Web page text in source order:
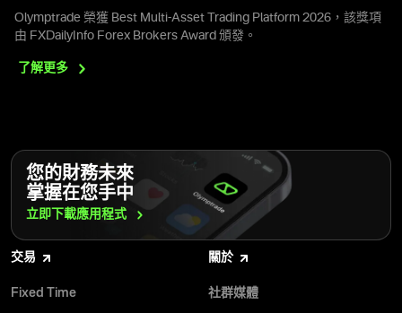
Olymptrade 榮獲 Best Multi-Asset Trading Platform 2026，該獎項
由 FXDailyInfo Forex Brokers Award 頒發。
了解更多
您的財務未來
掌握在您手中
立即下載應用程式
交易
Fixed Time
關於
社群媒體